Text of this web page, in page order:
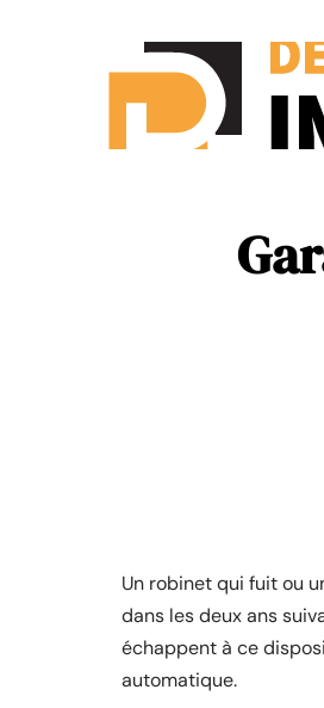
Un robinet qui fuit ou
dans les deux ans
échappent à ce
automatique.